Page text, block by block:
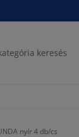
nyír 4 db/cs